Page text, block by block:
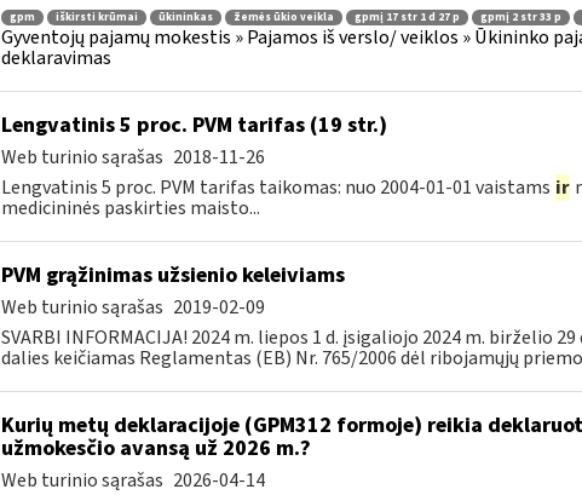
gpm iškirsti krūmai ūkininkas žemės ūkio veikla gpmį 17 str 1 d 27 p gpmį 2 str 33 p
Gyventojų pajamų mokestis » Pajamos iš verslo/ veiklos » Ūkininko
deklaravimas
Lengvatinis 5 proc. PVM tarifas (19 str.)
Web turinio sąrašas 2018-11-26
Lengvatinis 5 proc. PVM tarifas taikomas: nuo 2004-01-01 vaistams ir
medicininės paskirties maisto...
PVM grąžinimas užsienio keleiviams
Web turinio sąrašas 2019-02-09
SVARBI INFORMACIJA! 2024 m. liepos 1 d. įsigaliojo 2024 m. birželio
dalies keičiamas Reglamentas (EB) Nr. 765/2006 dėl ribojamųjų
Kurių metų deklaracijoje (GPM312 formoje) reikia
užmokesčio avansą už 2026 m.?
Web turinio sąrašas 2026-04-14